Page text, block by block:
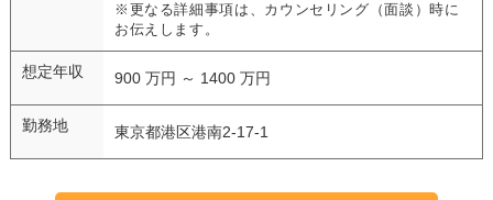
※更なる詳細事項は、カウンセリング（面談）時に
お伝えします。
想定年収 900 万円 ～ 1400 万円
勤務地 東京都港区港南2-17-1